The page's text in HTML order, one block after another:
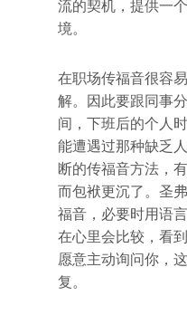
流的契机，提供一
境。
在职场传福音很容
解。因此要跟同事
间，下班后的个人
能遭遇过那种缺乏
断的传福音方法，
而包袱更沉了。圣
福音，必要时用语
在心里会比较，看
愿意主动询问你，
复。